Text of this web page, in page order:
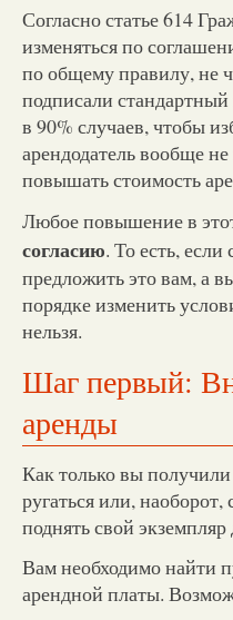
Согласно статье 614
изменяться по
по общему правилу, не
подписали стандартный
в 90% случаев, чтобы
арендодатель вообще
повышать стоимость
Любое повышение в
согласию. То есть,
предложить это вам, а
порядке изменить
нельзя.
Шаг первый:
аренды
Как только вы
ругаться или,
поднять свой экземпляр
Вам необходимо найти
арендной платы.